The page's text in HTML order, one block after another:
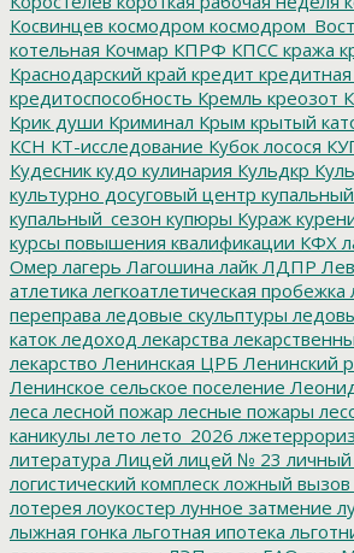
Косвинцев космодром
котельная Кочмар КПРФ КПСС кража
Краснодарский край кредит
кредитоспособность Кремль креозот
Крик души Криминал Крым крытый
КСН КТ-исследование Кубок лосося
Кудесник кудо кулинария Кульдкр
культурно досуговый центр
купальный_сезон купюры Кураж
курсы повышения квалификации КФХ
Омер лагерь Лагошина лайк ЛДПР
атлетика легкоатлетическая пробежка
переправа ледовые скульптуры
каток ледоход лекарства
лекарство Ленинская ЦРБ Ленинский
Ленинское сельское поселение
леса лесной пожар лесные пожары
каникулы лето лето_2026
литература Лицей лицей № 23
логистический комплеск ложный вызов
лотерея лоукостер лунное затмение
лыжная гонка льготная ипотека